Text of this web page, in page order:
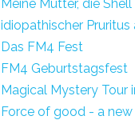
Meine Mutter, die
idiopathischer Pruritus
Das FM4 Fest
FM4 Geburtstagsfest
Magical Mystery Tour
Force of good - a